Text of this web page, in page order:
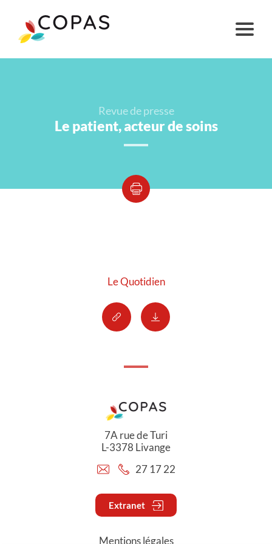
Revue de presse
Le patient, acteur de soins
Le Quotidien
7A rue de Turi
L-3378 Livange
27 17 22
Extranet
Mentions légales